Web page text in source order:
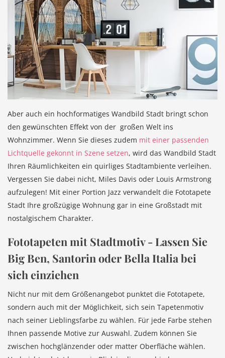
Aber auch ein hochformatiges Wandbild Stadt bringt schon
den gewünschten Effekt von der großen Welt ins
Wohnzimmer. Wenn Sie dieses zudem mit einer passenden
Lichtquelle gekonnt in Szene setzen, wird das Wandbild Stadt
Ihren Räumlichkeiten ein quirliges Stadtambiente verleihen.
Vergessen Sie dabei nicht, Miles Davis oder Louis Armstrong
aufzulegen! Mit einer Portion Jazz verwandelt die Fototapete
Stadt Ihre großzügige Wohnung gar in eine Großstadt mit
nostalgischem Charakter.
Fototapeten mit Stadtmotiv - Lassen Sie
Big Ben, Santorin oder Bella Italia bei
sich einziehen
Nicht nur mit dem Größenangebot punktet die Fototapete,
sondern auch mit der Möglichkeit, sich sein Tapetenmotiv
nach seiner Lieblingsfarbe zu wählen. Für jede Farbe stehen
Ihnen passende Motive zur Auswahl. Zudem können Sie
zwischen hochglänzender oder matter Oberfläche wählen.